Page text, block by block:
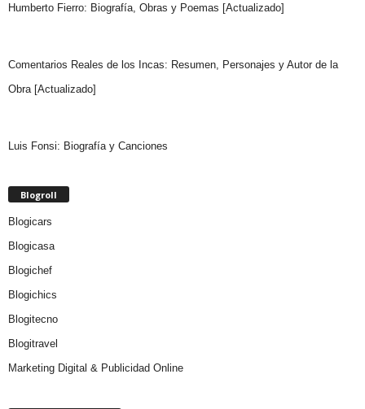
Humberto Fierro: Biografía, Obras y Poemas [Actualizado]
Comentarios Reales de los Incas: Resumen, Personajes y Autor de la
Obra [Actualizado]
Luis Fonsi: Biografía y Canciones
Blogroll
Blogicars
Blogicasa
Blogichef
Blogichics
Blogitecno
Blogitravel
Marketing Digital & Publicidad Online